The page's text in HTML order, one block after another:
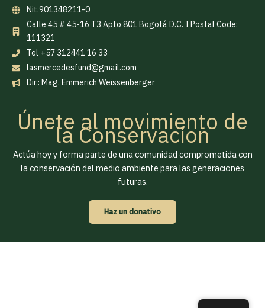
Nit.901348211-0
Calle 45 # 45-16 T3 Apto 801 Bogotá D.C. I Postal Code:
111321
Tel +57 312441 16 33
lasmercedesfund@gmail.com
Dir.: Mag. Emmerich Weissenberger
Únete al movimiento de
la Conservacíon
Actúa hoy y forma parte de una comunidad comprometida con
la conservación del medio ambiente para las generaciones
futuras.
Haz un donativo